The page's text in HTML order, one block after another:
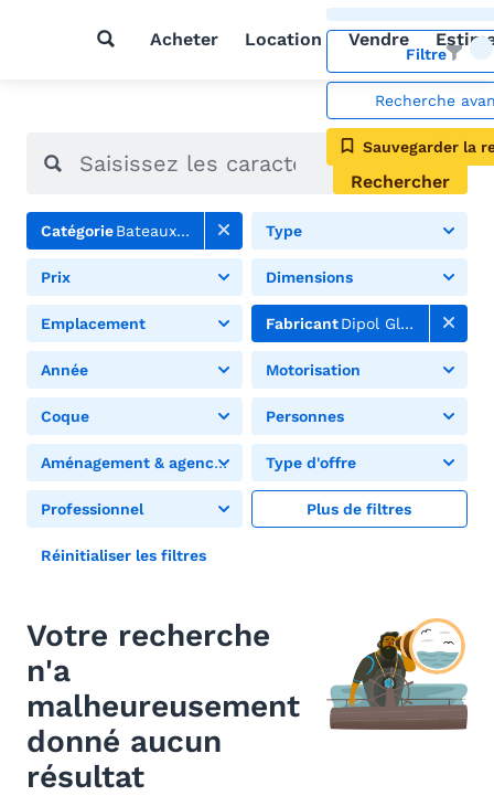
Acheter Location Vendre
Filtre
Recherche
Sauvegarder la
Rechercher
CatégorieBateaux à moteur Type
Prix Dimensions
Emplacement FabricantDipol Glass
Année Motorisation
Coque Personnes
Aménagement & agencement Type d'offre
Professionnel Plus de filtres
Réinitialiser les filtres
Votre recherche
n'a
malheureusement
donné aucun
résultat